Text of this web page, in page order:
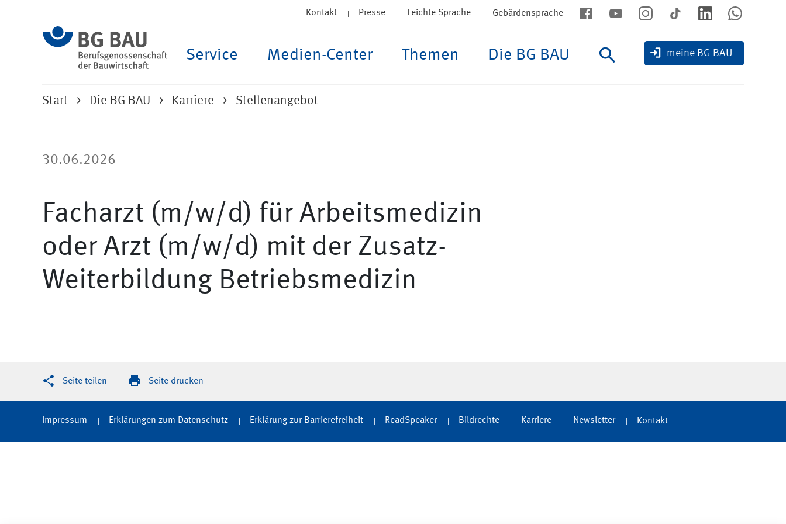
Kontakt Presse Leichte Sprache Gebärdensprache
Service Medien-Center Themen Die BG BAU Suche meine BG BAU
Start Die BG BAU Karriere Stellenangebot
30.06.2026
Facharzt (m/w/d) für Arbeitsmedizin
oder Arzt (m/w/d) mit der Zusatz-
Weiterbildung Betriebsmedizin
Seite teilen Seite drucken
Impressum Erklärungen zum Datenschutz Erklärung zur Barrierefreiheit ReadSpeaker Bildrechte Karriere Newsletter Kontakt